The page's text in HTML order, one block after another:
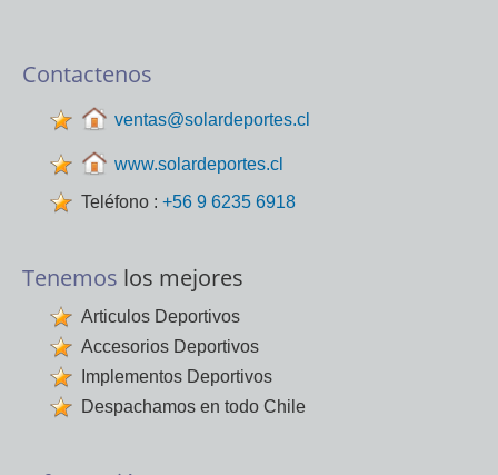
Contactenos
ventas@solardeportes.cl
www.solardeportes.cl
Teléfono : +56 9 6235 6918
Tenemos los mejores
Articulos Deportivos
Accesorios Deportivos
Implementos Deportivos
Despachamos en todo Chile